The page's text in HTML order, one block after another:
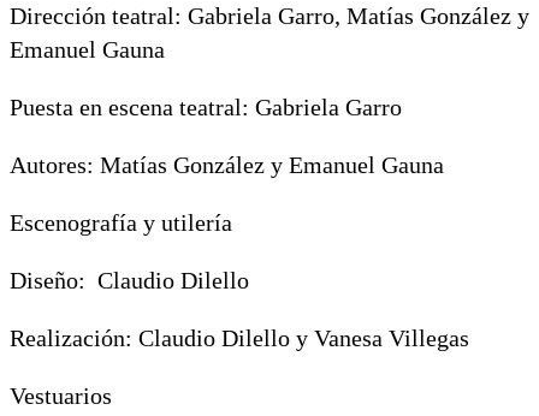
Dirección teatral: Gabriela Garro, Matías González y
Emanuel Gauna
Puesta en escena teatral: Gabriela Garro
Autores: Matías González y Emanuel Gauna
Escenografía y utilería
Diseño: Claudio Dilello
Realización: Claudio Dilello y Vanesa Villegas
Vestuarios